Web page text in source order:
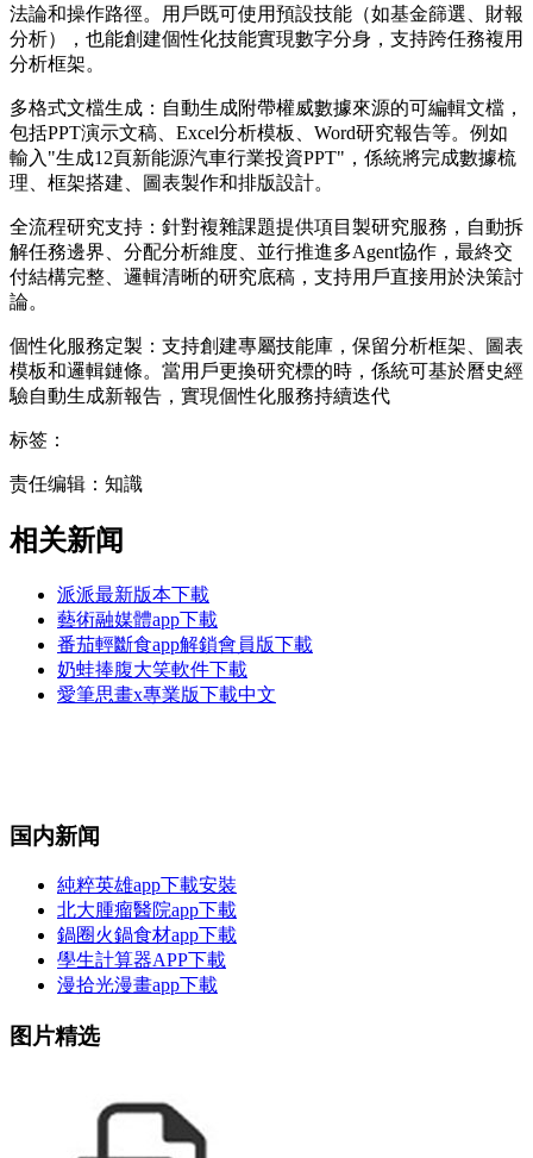
法論和操作路徑。用戶既可使用預設技能（如基金篩選、財報
分析），也能創建個性化技能實現數字分身，支持跨任務複用
分析框架。
多格式文檔生成：自動生成附帶權威數據來源的可編輯文檔，
包括PPT演示文稿、Excel分析模板、Word研究報告等。例如
輸入"生成12頁新能源汽車行業投資PPT"，係統將完成數據梳
理、框架搭建、圖表製作和排版設計。
全流程研究支持：針對複雜課題提供項目製研究服務，自動拆
解任務邊界、分配分析維度、並行推進多Agent協作，最終交
付結構完整、邏輯清晰的研究底稿，支持用戶直接用於決策討
論。
個性化服務定製：支持創建專屬技能庫，保留分析框架、圖表
模板和邏輯鏈條。當用戶更換研究標的時，係統可基於曆史經
驗自動生成新報告，實現個性化服務持續迭代
标签：
责任编辑：知識
相关新闻
派派最新版本下載
藝術融媒體app下載
番茄輕斷食app解鎖會員版下載
奶蛙捧腹大笑軟件下載
愛筆思畫x專業版下載中文
国内新闻
純粹英雄app下載安裝
北大腫瘤醫院app下載
鍋圈火鍋食材app下載
學生計算器APP下載
漫拾光漫畫app下載
图片精选